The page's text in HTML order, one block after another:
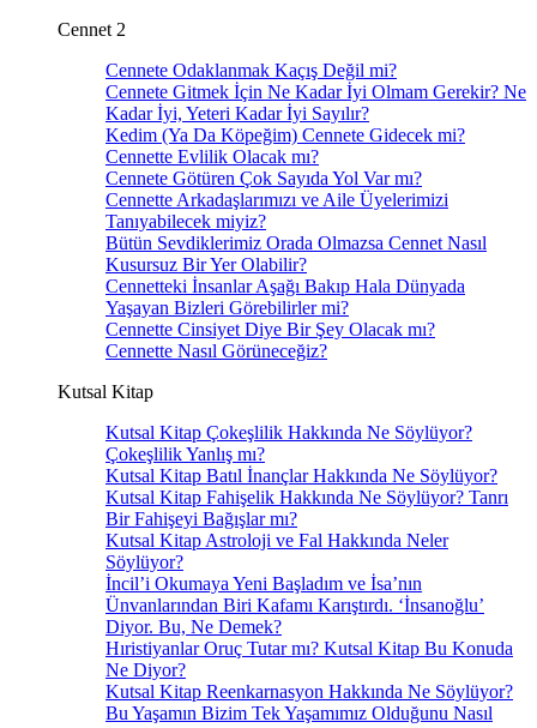
Cennet 2
Cennete Odaklanmak Kaçış Değil mi?
Cennete Gitmek İçin Ne Kadar İyi Olmam Gerekir? Ne
Kadar İyi, Yeteri Kadar İyi Sayılır?
Kedim (Ya Da Köpeğim) Cennete Gidecek mi?
Cennette Evlilik Olacak mı?
Cennete Götüren Çok Sayıda Yol Var mı?
Cennette Arkadaşlarımızı ve Aile Üyelerimizi
Tanıyabilecek miyiz?
Bütün Sevdiklerimiz Orada Olmazsa Cennet Nasıl
Kusursuz Bir Yer Olabilir?
Cennetteki İnsanlar Aşağı Bakıp Hala Dünyada
Yaşayan Bizleri Görebilirler mi?
Cennette Cinsiyet Diye Bir Şey Olacak mı?
Cennette Nasıl Görüneceğiz?
Kutsal Kitap
Kutsal Kitap Çokeşlilik Hakkında Ne Söylüyor?
Çokeşlilik Yanlış mı?
Kutsal Kitap Batıl İnançlar Hakkında Ne Söylüyor?
Kutsal Kitap Fahişelik Hakkında Ne Söylüyor? Tanrı
Bir Fahişeyi Bağışlar mı?
Kutsal Kitap Astroloji ve Fal Hakkında Neler
Söylüyor?
İncil’i Okumaya Yeni Başladım ve İsa’nın
Ünvanlarından Biri Kafamı Karıştırdı. ‘İnsanoğlu’
Diyor. Bu, Ne Demek?
Hıristiyanlar Oruç Tutar mı? Kutsal Kitap Bu Konuda
Ne Diyor?
Kutsal Kitap Reenkarnasyon Hakkında Ne Söylüyor?
Bu Yaşamın Bizim Tek Yaşamımız Olduğunu Nasıl